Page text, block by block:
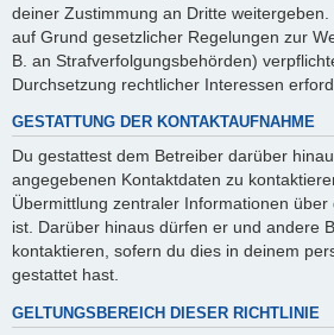
deiner Zustimmung an Dritte
auf Grund gesetzlicher Regelungen zur
B. an Strafverfolgungsbehörden)
Durchsetzung rechtlicher Interessen
GESTATTUNG DER KONTAKTAUFNAHME
Du gestattest dem Betreiber darüber
angegebenen Kontaktdaten zu
Übermittlung zentraler Informationen
ist. Darüber hinaus dürfen er und andere
kontaktieren, sofern du dies in deinem
gestattet hast.
GELTUNGSBEREICH DIESER RICHTLINIE